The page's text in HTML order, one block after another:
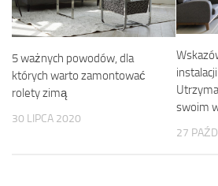
5 ważnych powodów, dla
których warto zamontować
rolety zimą
30 LIPCA 2020
swoim
27